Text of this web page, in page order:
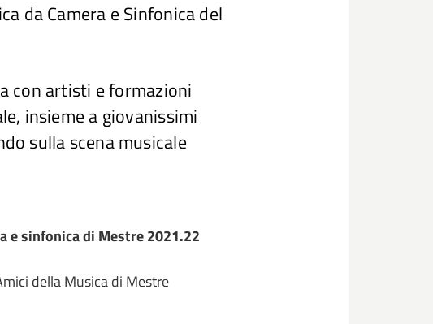
da Camera e Sinfonica del
con artisti e formazioni
insieme a giovanissimi
sulla scena musicale
e sinfonica di Mestre 2021.22
della Musica di Mestre